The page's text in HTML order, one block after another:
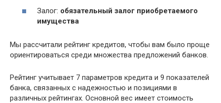
Залог: обязательный залог приобретаемого
имущества
Мы рассчитали рейтинг кредитов, чтобы вам было проще
ориентироваться среди множества предложений банков.
Рейтинг учитывает 7 параметров кредита и 9 показателей
банка, связанных с надежностью и позициями в
различных рейтингах. Основной вес имеет стоимость